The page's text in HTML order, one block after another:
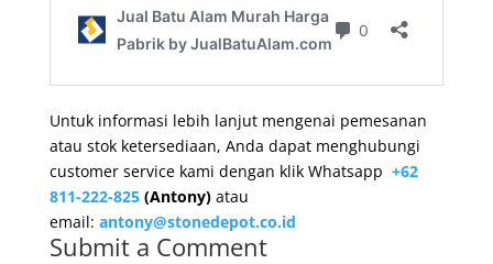
Untuk informasi lebih lanjut mengenai pemesanan
atau stok ketersediaan, Anda dapat menghubungi
customer service kami dengan klik Whatsapp +62
811-222-825(Antony)atau
email: antony@stonedepot.co.id
Submit a Comment